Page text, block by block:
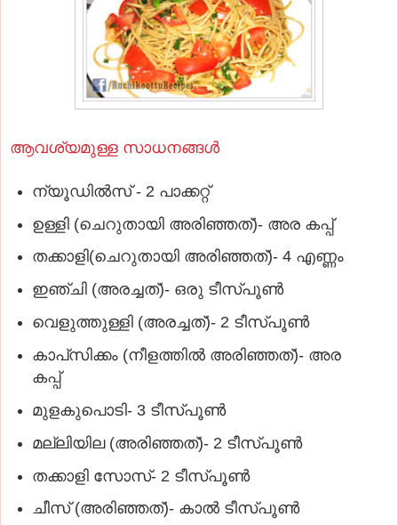
ആവശ്യമുള്ള സാധനങ്ങള്‍
ന്യൂഡില്‍സ്‌ - 2 പാക്കറ്റ്‌
ഉള്ളി (ചെറുതായി അരിഞ്ഞത്‌)- അര കപ്പ്‌
തക്കാളി(ചെറുതായി അരിഞ്ഞത്‌)- 4 എണ്ണം
ഇഞ്ചി (അരച്ചത്‌)- ഒരു ടീസ്‌പൂണ്‍
വെളുത്തുള്ളി (അരച്ചത്‌)- 2 ടീസ്‌പൂണ്‍
കാപ്‌സിക്കം (നീളത്തില്‍ അരിഞ്ഞത്‌)- അര
കപ്പ്‌
മുളകുപൊടി- 3 ടീസ്‌പൂണ്‍
മല്ലിയില (അരിഞ്ഞത്‌)- 2 ടീസ്‌പൂണ്‍
തക്കാളി സോസ്‌- 2 ടീസ്‌പൂണ്‍
ചീസ്‌ (അരിഞ്ഞത്‌)- കാല്‍ ടീസ്‌പൂണ്‍